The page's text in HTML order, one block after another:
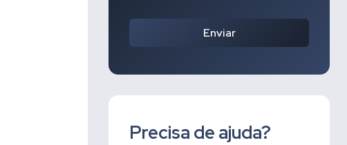
Enviar
Precisa de ajuda?